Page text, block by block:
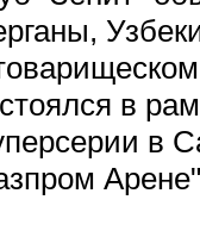
в
в